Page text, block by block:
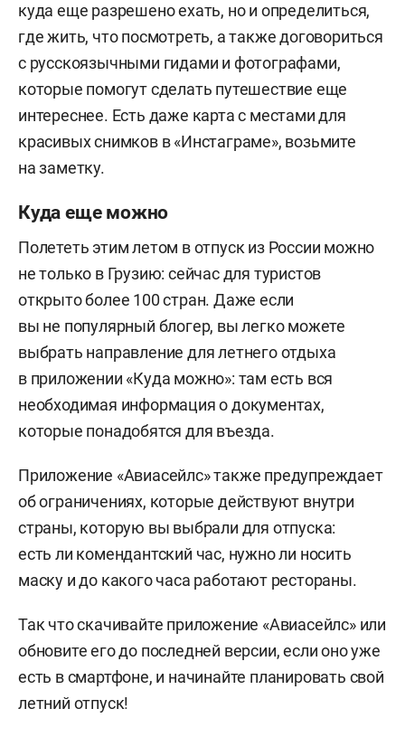
куда еще разрешено ехать, но и определиться,
где жить, что посмотреть, а также договориться
с русскоязычными гидами и фотографами,
которые помогут сделать путешествие еще
интереснее. Есть даже карта с местами для
красивых снимков в «Инстаграме», возьмите
на заметку.
Куда еще можно
Полететь этим летом в отпуск из России можно
не только в Грузию: сейчас для туристов
открыто более 100 стран. Даже если
вы не популярный блогер, вы легко можете
выбрать направление для летнего отдыха
в приложении «Куда можно»: там есть вся
необходимая информация о документах,
которые понадобятся для въезда.
Приложение «Авиасейлс» также предупреждает
об ограничениях, которые действуют внутри
страны, которую вы выбрали для отпуска:
есть ли комендантский час, нужно ли носить
маску и до какого часа работают рестораны.
Так что скачивайте приложение «Авиасейлс» или
обновите его до последней версии, если оно уже
есть в смартфоне, и начинайте планировать свой
летний отпуск!